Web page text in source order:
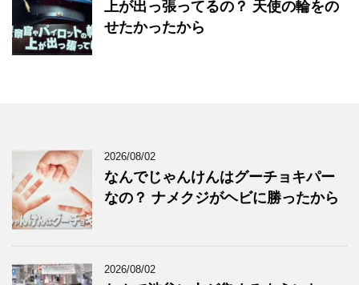
上が出っ張ってるの？ 天使の輪をの
せたかったから
2026/08/02
なんでじゃんけんはグーチョキパー
なの？ ナメクジがヘビに勝ったから
2026/08/02